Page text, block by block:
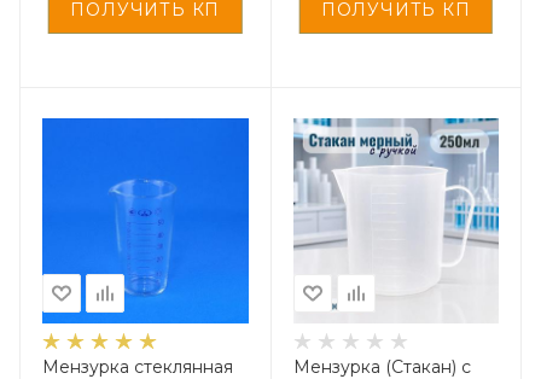
Мензурка стеклянная
Мензурка (Стакан) с